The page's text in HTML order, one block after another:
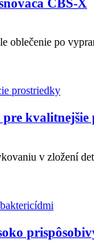
po
v zložení